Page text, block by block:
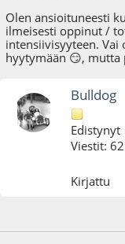
Olen ansioituneesti
ilmeisesti oppinut /
intensiivisyyteen.
hyytymään 😏, mutta
Bulldog
Edistynyt
Viestit: 62
Kirjattu